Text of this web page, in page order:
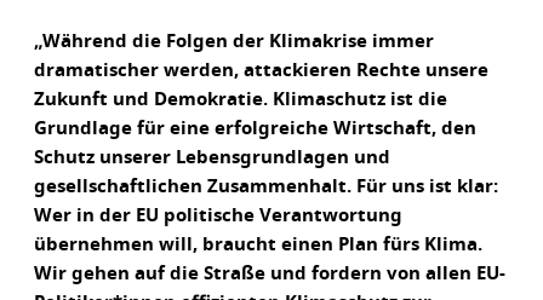
„Während die Folgen der Klimakrise immer
dramatischer werden, attackieren Rechte unsere
Zukunft und Demokratie. Klimaschutz ist die
Grundlage für eine erfolgreiche Wirtschaft, den
Schutz unserer Lebensgrundlagen und
gesellschaftlichen Zusammenhalt. Für uns ist klar:
Wer in der EU politische Verantwortung
übernehmen will, braucht einen Plan fürs Klima.
Wir gehen auf die Straße und fordern von allen EU-